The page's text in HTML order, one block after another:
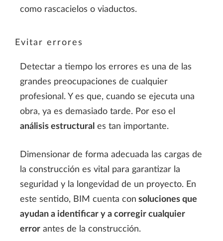
como rascacielos o viaductos.
Evitar errores
Detectar a tiempo los errores es una de las
grandes preocupaciones de cualquier
profesional. Y es que, cuando se ejecuta una
obra, ya es demasiado tarde. Por eso el
análisis estructural es tan importante.
Dimensionar de forma adecuada las cargas de
la construcción es vital para garantizar la
seguridad y la longevidad de un proyecto. En
este sentido, BIM cuenta con soluciones que
ayudan a identificar y a corregir cualquier
error antes de la construcción.